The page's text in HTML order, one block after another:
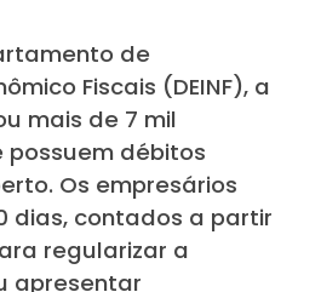
de
Fiscais (DEINF), a
mais de 7 mil
possuem débitos
Os empresários
dias, contados a partir
regularizar a
apresentar